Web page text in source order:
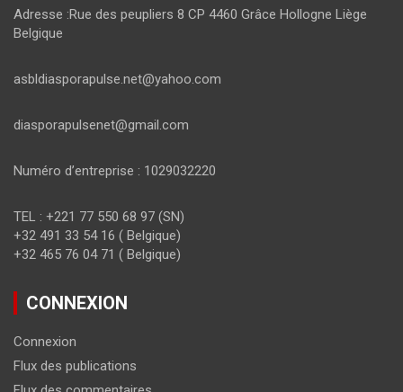
Adresse :Rue des peupliers 8 CP 4460 Grâce Hollogne Liège
Belgique
asbldiasporapulse.net@yahoo.com
diasporapulsenet@gmail.com
Numéro d’entreprise : 1029032220
TEL : +221 77 550 68 97 (SN)
+32 491 33 54 16 ( Belgique)
+32 465 76 04 71 ( Belgique)
CONNEXION
Connexion
Flux des publications